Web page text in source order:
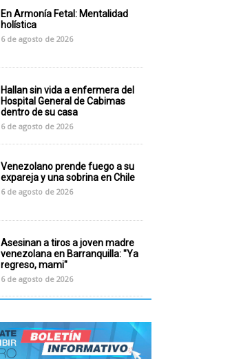
En Armonía Fetal: Mentalidad
holística
6 de agosto de 2026
Hallan sin vida a enfermera del
Hospital General de Cabimas
dentro de su casa
6 de agosto de 2026
Venezolano prende fuego a su
expareja y una sobrina en Chile
6 de agosto de 2026
Asesinan a tiros a joven madre
venezolana en Barranquilla: "Ya
regreso, mami"
6 de agosto de 2026